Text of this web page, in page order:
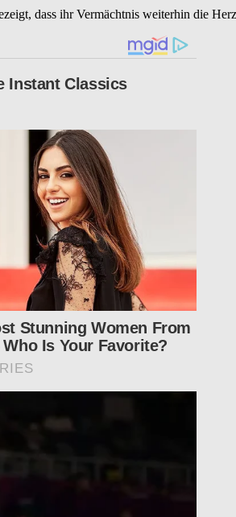
dass ihr Vermächtnis weiterhin die